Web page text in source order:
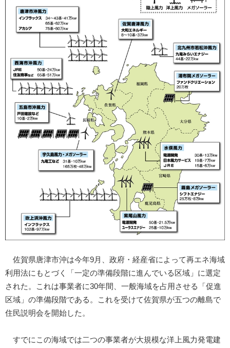
佐賀県唐津市沖は今年9月、政府・経産省によって再エネ海域
利用法にもとづく「一定の準備段階に進んでいる区域」に選定
された。これは事業者に30年間、一般海域を占用させる「促進
区域」の準備段階である。これを受けて佐賀県が五つの離島で
住民説明会を開始した。
すでにこの海域では二つの事業者が大規模な洋上風力発電建